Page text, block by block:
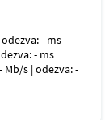
- ms
- ms
Mb/s | odezva: -